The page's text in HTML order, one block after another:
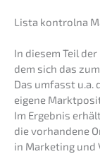
Lista kontrol­na
In diesem Teil
dem sich das
Das umfasst u.a.
eigene
Im Ergeb­nis
die vorhan­de­ne
in Marke­ting